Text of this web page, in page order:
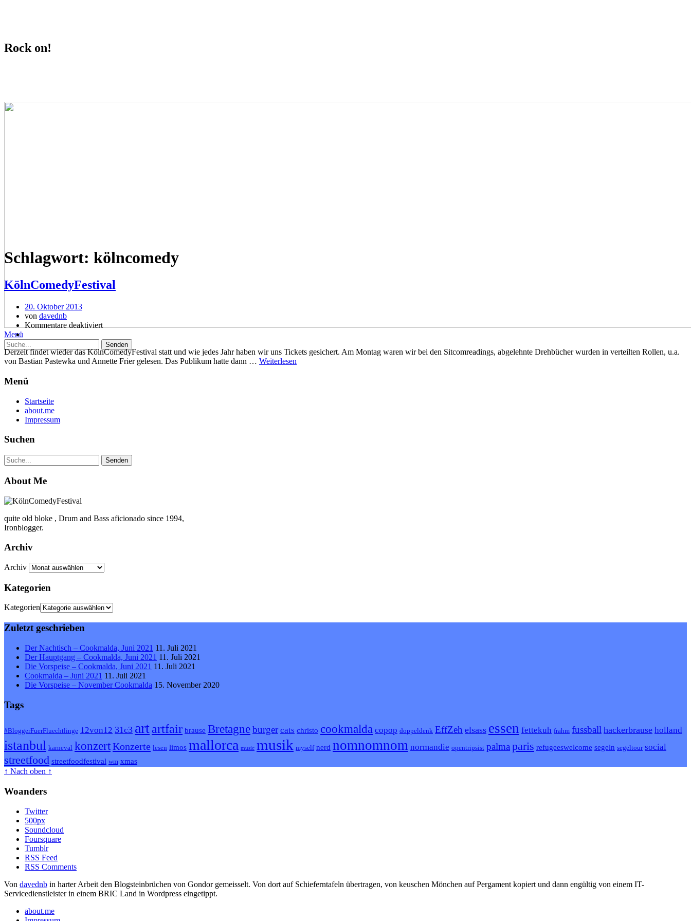
Rock on!
Menü
Schlagwort: kölncomedy
KölnComedyFestival
20. Oktober 2013
von davednb
Kommentare deaktiviert
Derzeit findet wieder das KölnComedyFestival statt und wie jedes Jahr haben wir uns Tickets gesichert. Am Montag waren wir bei den Sitcomreadings, abgelehnte Drehbücher wurden in verteilten Rollen, u.a.
von Bastian Pastewka und Annette Frier gelesen. Das Publikum hatte dann … Weiterlesen
Menü
Startseite
about.me
Impressum
Suchen
About Me
quite old bloke , Drum and Bass aficionado since 1994,
Ironblogger.
Archiv
Archiv
Kategorien
Kategorien
Zuletzt geschrieben
Der Nachtisch – Cookmalda, Juni 2021 11. Juli 2021
Der Hauptgang – Cookmalda, Juni 2021 11. Juli 2021
Die Vorspeise – Cookmalda, Juni 2021 11. Juli 2021
Cookmalda – Juni 2021 11. Juli 2021
Die Vorspeise – November Cookmalda 15. November 2020
Tags
#BloggerFuerFluechtlinge 12von12 31c3 artartfair brause Bretagneburger cats christo cookmalda copop doppeldenk EffZeh elsass essen fettekuh frahm fussball hackerbrause holland
istanbul karneval konzertKonzerte lesen limos mallorca music musik myself nerd nomnomnom normandie opentripsist palmaparis refugeeswelcome segeln segeltour social
streetfood streetfoodfestival wm xmas
↑ Nach oben ↑
Woanders
Twitter
500px
Soundcloud
Foursquare
Tumblr
RSS Feed
RSS Comments
Von davednb in harter Arbeit den Blogsteinbrüchen von Gondor gemeisselt. Von dort auf Schieferntafeln übertragen, von keuschen Mönchen auf Pergament kopiert und dann engültig von einem IT-
Servicedienstleister in einem BRIC Land in Wordpress eingetippt.
about.me